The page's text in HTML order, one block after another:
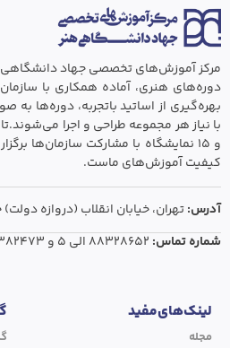
دوره‌های هنری، آماده همکاری با
بهره‌گیری از اساتید باتجربه، دوره‌ها
و ۱۵ نمایشگاه با مشارکت سازمان‌ها
کیفیت آموزش‌های ماست.
آدرس:تهران،‌ خیابان انقلاب (دروازه دولت)
شماره تماس: ۸۸۳۲۸۶۵۲ الی ۵ و
لینک‌های‌مفید
مجله